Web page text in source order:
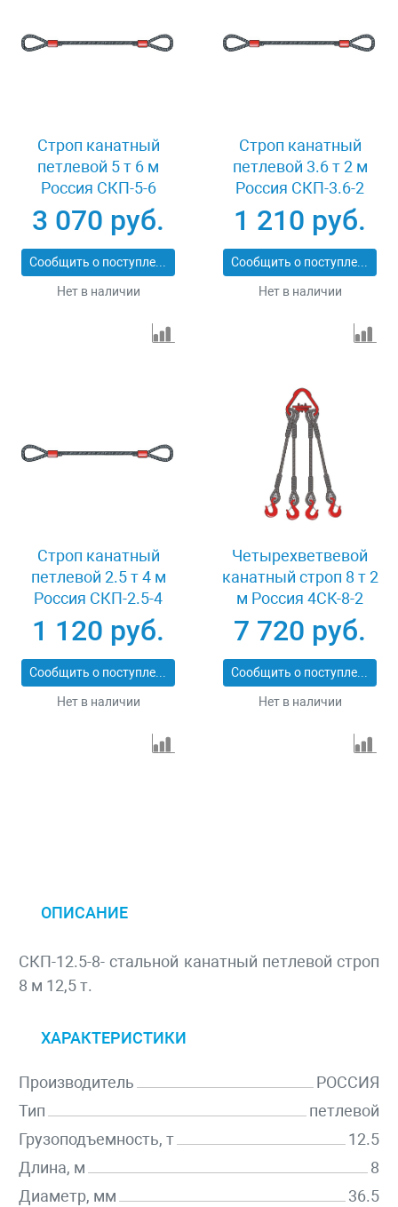
Строп канатный
петлевой 5 т 6 м
Россия СКП-5-6
3 070 руб.
Сообщить о поступлении
Нет в наличии
Строп канатный
петлевой 3.6 т 2 м
Россия СКП-3.6-2
1 210 руб.
Сообщить о поступлении
Нет в наличии
Строп канатный
петлевой 2.5 т 4 м
Россия СКП-2.5-4
1 120 руб.
Сообщить о поступлении
Нет в наличии
Четырехветвевой
канатный строп 8 т 2
м Россия 4СК-8-2
7 720 руб.
Сообщить о поступлении
Нет в наличии
ОПИСАНИЕ
СКП-12.5-8- стальной канатный петлевой строп
8 м 12,5 т.
ХАРАКТЕРИСТИКИ
Производитель
РОССИЯ
Тип
петлевой
Грузоподъемность, т
12.5
Длина, м
8
Диаметр, мм
36.5